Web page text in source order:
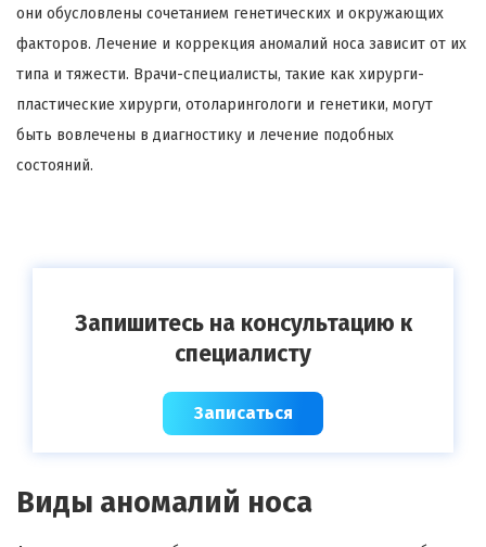
они обусловлены сочетанием генетических и окружающих
факторов. Лечение и коррекция аномалий носа зависит от их
типа и тяжести. Врачи-специалисты, такие как хирурги-
пластические хирурги, отоларингологи и генетики, могут
быть вовлечены в диагностику и лечение подобных
состояний.
Запишитесь на консультацию к
специалисту
Записаться
Виды аномалий носа